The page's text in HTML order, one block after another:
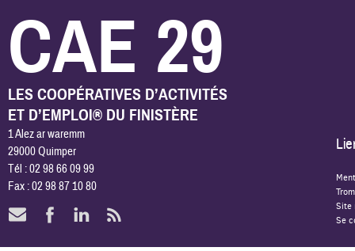
CAE 29
LES COOPÉRATIVES D’ACTIVITÉS
ET D’EMPLOI® DU FINISTÈRE
1 Alez ar waremm
29000 Quimper
Tél : 02 98 66 09 99
Fax : 02 98 87 10 80
Site
Se